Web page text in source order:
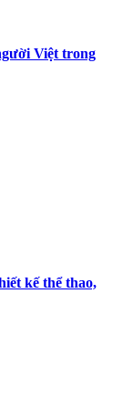
Việt trong
kế thể thao,